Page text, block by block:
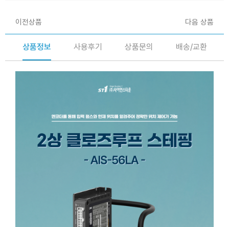
이전상품 다음 상품
상품정보 사용후기 상품문의 배송/교환